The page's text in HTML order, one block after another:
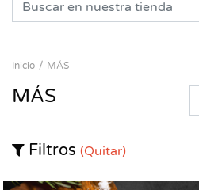
Inicio MÁS
MÁS
Filtros (Quitar)